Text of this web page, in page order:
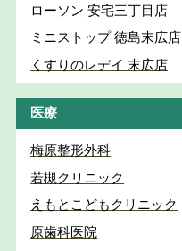
ローソン 安宅三丁目店
ミニストップ 徳島末広店
くすりのレデイ 末広店
医療
梅原整形外科
若槻クリニック
えもとこどもクリニック
原歯科医院